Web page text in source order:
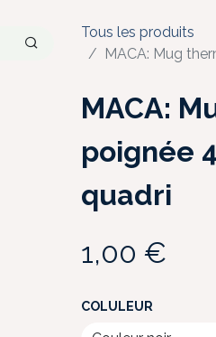
Tous les produits
MACA: Mug
MACA:
poignée
quadri
1,00 €
COLULEUR